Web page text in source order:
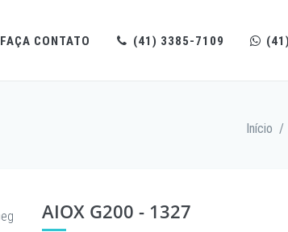
FAÇA CONTATO (41) 3385-7109
Início /
AIOX G200 - 1327